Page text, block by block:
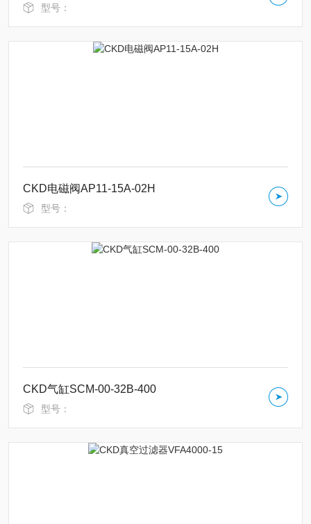
型号：
CKD电磁阀AP11-15A-02H
型号：
CKD气缸SCM-00-32B-400
型号：